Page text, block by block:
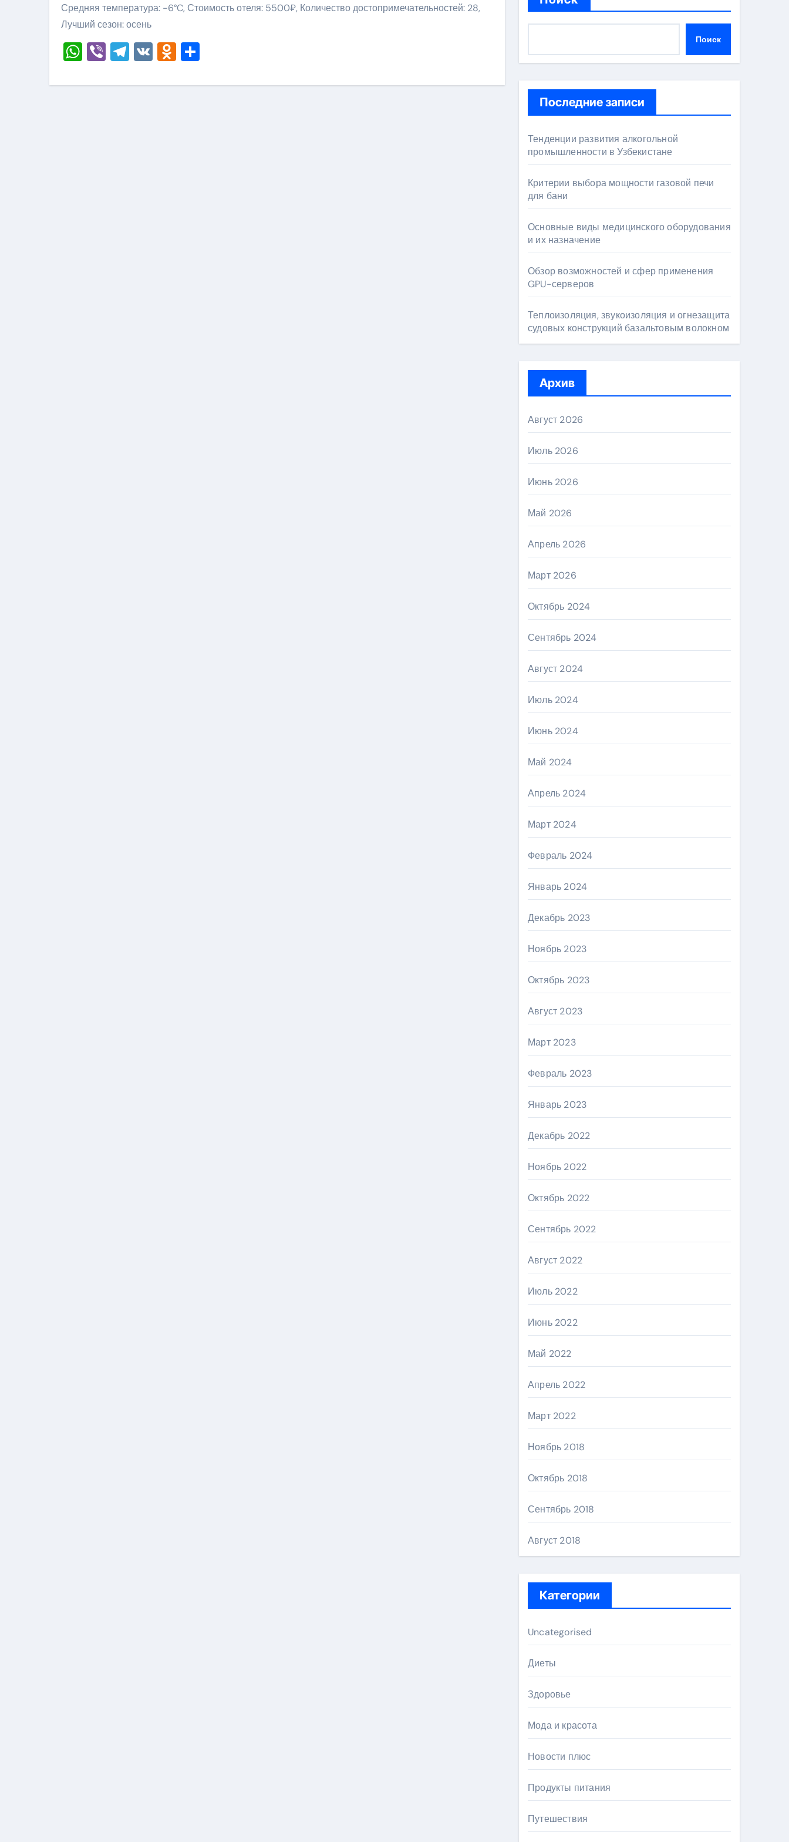
Средняя температура: -6°C, Стоимость отеля: 5500₽, Количество достопримечательностей: 28,
Лучший сезон: осень
WhatsApp
ViberTelegram
VKOdnoklassniki Поиск
Последние записи
Тенденции развития алкогольной
промышленности в Узбекистане
Критерии выбора мощности газовой печи
для бани
Основные виды медицинского оборудования
и их назначение
Обзор возможностей и сфер применения
GPU-серверов
Теплоизоляция, звукоизоляция и огнезащита
судовых конструкций базальтовым волокном
Архив
Август 2026
Июль 2026
Июнь 2026
Май 2026
Апрель 2026
Март 2026
Октябрь 2024
Сентябрь 2024
Август 2024
Июль 2024
Июнь 2024
Май 2024
Апрель 2024
Март 2024
Февраль 2024
Январь 2024
Декабрь 2023
Ноябрь 2023
Октябрь 2023
Август 2023
Март 2023
Февраль 2023
Январь 2023
Декабрь 2022
Ноябрь 2022
Октябрь 2022
Сентябрь 2022
Август 2022
Июль 2022
Июнь 2022
Май 2022
Апрель 2022
Март 2022
Ноябрь 2018
Октябрь 2018
Сентябрь 2018
Август 2018
Категории
Uncategorised
Диеты
Здоровье
Мода и красота
Новости плюс
Продукты питания
Путешествия